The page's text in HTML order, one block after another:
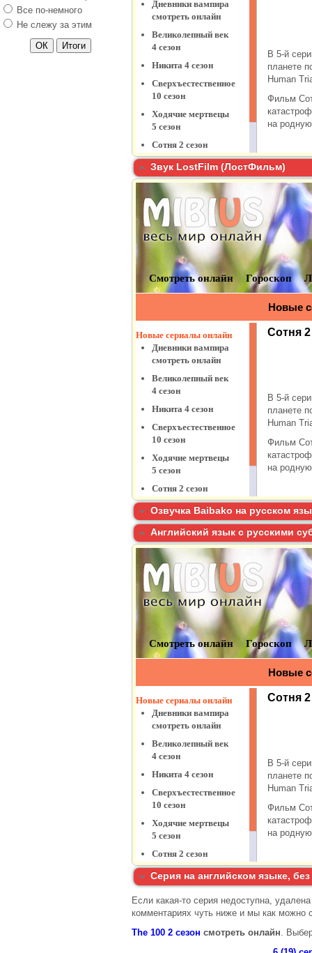
Звук LostFilm (ЛостФильм)
Озвучка Baibako на русском
Английский язык с русскими
Серия на английском языке,
Если какая-то серия недоступна,
комментариях чуть ниже и мы как можно
The 100 2 сезон смотреть онлайн.
Сериалы 2014
Сериалы 2012-2013
Все по-немного
Не слежу за этим